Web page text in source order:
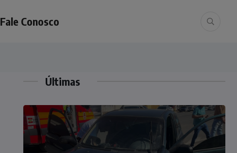
Fale Conosco
Últimas